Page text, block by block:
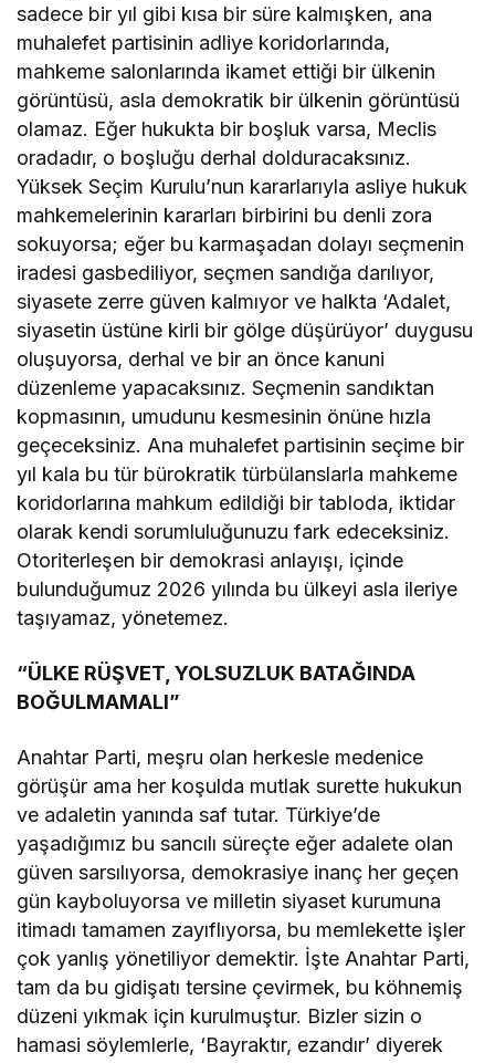
sadece bir yıl gibi kısa bir süre kalmışken, ana
muhalefet partisinin adliye koridorlarında,
mahkeme salonlarında ikamet ettiği bir ülkenin
görüntüsü, asla demokratik bir ülkenin görüntüsü
olamaz. Eğer hukukta bir boşluk varsa, Meclis
oradadır, o boşluğu derhal dolduracaksınız.
Yüksek Seçim Kurulu’nun kararlarıyla asliye hukuk
mahkemelerinin kararları birbirini bu denli zora
sokuyorsa; eğer bu karmaşadan dolayı seçmenin
iradesi gasbediliyor, seçmen sandığa darılıyor,
siyasete zerre güven kalmıyor ve halkta ‘Adalet,
siyasetin üstüne kirli bir gölge düşürüyor’ duygusu
oluşuyorsa, derhal ve bir an önce kanuni
düzenleme yapacaksınız. Seçmenin sandıktan
kopmasının, umudunu kesmesinin önüne hızla
geçeceksiniz. Ana muhalefet partisinin seçime bir
yıl kala bu tür bürokratik türbülanslarla mahkeme
koridorlarına mahkum edildiği bir tabloda, iktidar
olarak kendi sorumluluğunuzu fark edeceksiniz.
Otoriterleşen bir demokrasi anlayışı, içinde
bulunduğumuz 2026 yılında bu ülkeyi asla ileriye
taşıyamaz, yönetemez.
“ÜLKE RÜŞVET, YOLSUZLUK BATAĞINDA
BOĞULMAMALI”
Anahtar Parti, meşru olan herkesle medenice
görüşür ama her koşulda mutlak surette hukukun
ve adaletin yanında saf tutar. Türkiye’de
yaşadığımız bu sancılı süreçte eğer adalete olan
güven sarsılıyorsa, demokrasiye inanç her geçen
gün kayboluyorsa ve milletin siyaset kurumuna
itimadı tamamen zayıflıyorsa, bu memlekette işler
çok yanlış yönetiliyor demektir. İşte Anahtar Parti,
tam da bu gidişatı tersine çevirmek, bu köhnemiş
düzeni yıkmak için kurulmuştur. Bizler sizin o
hamasi söylemlerle, ‘Bayraktır, ezandır’ diyerek